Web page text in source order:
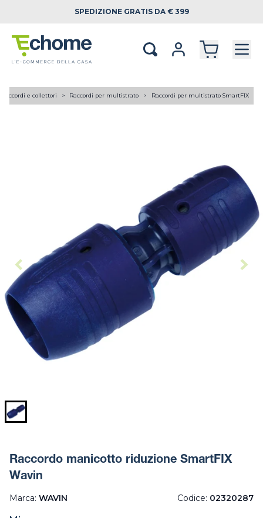
SPEDIZIONE GRATIS DA € 399
Raccordi e collettori Raccordi per multistrato Raccordi per multistrato SmartFIX
Raccordo manicotto riduzione SmartFIX
Wavin
Marca: WAVIN Codice: 02320287